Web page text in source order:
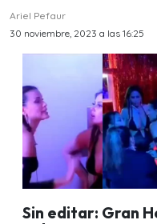
Ariel Pefaur
30 noviembre, 2023 a las 16:25
Sin editar: Gran